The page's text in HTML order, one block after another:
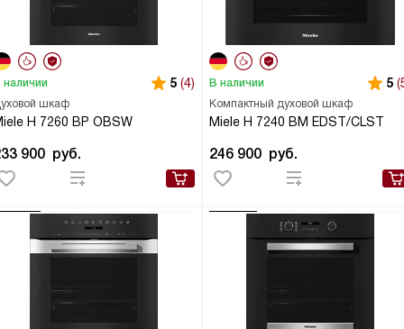
шкаф
H 7260 BP OBSW
наличии 5 (4)
900 руб.
Компактный духовой шкаф
Miele H 7240 BM EDST/CLST
В наличии 5
246 900 руб.